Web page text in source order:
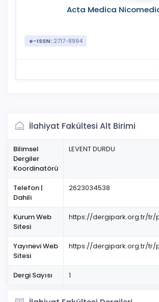
Acta Medica
e-ISSN:2717-8994
İlahiyat Fakültesi Alt Birimi
Bilimsel
Dergiler
Koordinatörü
LEVENT DURDU
Telefon |
Dahili
2623034538
Kurum Web
Sitesi
https://dergipark.org.tr/tr/
Yayınevi Web
Sitesi
https://dergipark.org.tr/tr/
Dergi Sayısı 1